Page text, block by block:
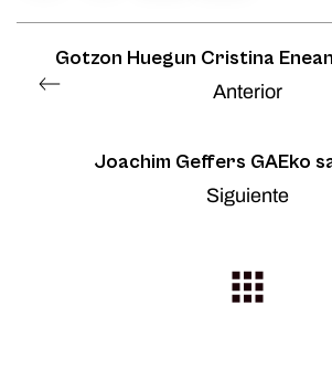
Gotzon Huegun Cristina
Anterior
Joachim Geffers GAEko
Siguiente